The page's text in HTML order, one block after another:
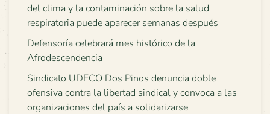
del clima y la contaminación sobre la salud
respiratoria puede aparecer semanas después
Defensoría celebrará mes histórico de la
Afrodescendencia
Sindicato UDECO Dos Pinos denuncia doble
ofensiva contra la libertad sindical y convoca a las
organizaciones del país a solidarizarse